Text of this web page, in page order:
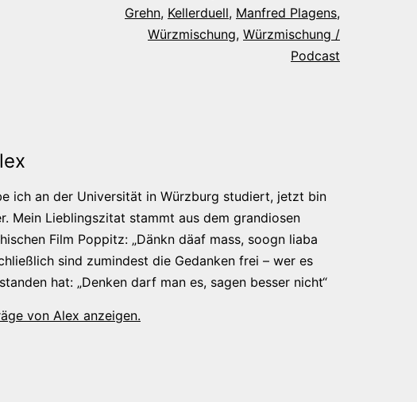
Grehn, Kellerduell, Manfred Plagens,
Würzmischung, Würzmischung /
Podcast
ich an der Universität in Würzburg studiert, jetzt bin
Mein Lieblingszitat stammt aus dem grandiosen
Film Poppitz: „Dänkn däaf mass, soogn liaba
sind zumindest die Gedanken frei – wer es
hat: „Denken darf man es, sagen besser nicht“
von Alex anzeigen.